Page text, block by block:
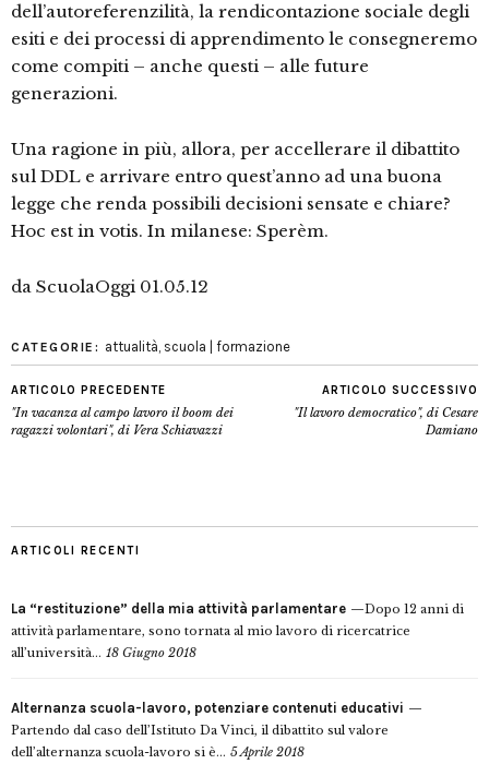
dell’autoreferenzilità, la rendicontazione sociale degli
esiti e dei processi di apprendimento le consegneremo
come compiti – anche questi – alle future
generazioni.
Una ragione in più, allora, per accellerare il dibattito
sul DDL e arrivare entro quest’anno ad una buona
legge che renda possibili decisioni sensate e chiare?
Hoc est in votis. In milanese: Sperèm.
da ScuolaOggi 01.05.12
CATEGORIE: attualità, scuola | formazione
ARTICOLO PRECEDENTE
"In vacanza al campo lavoro il boom dei
ragazzi volontari", di Vera Schiavazzi
ARTICOLO SUCCESSIVO
"Il lavoro democratico", di Cesare
Damiano
ARTICOLI RECENTI
La “restituzione” della mia attività parlamentare
Dopo 12 anni di
attività parlamentare, sono tornata al mio lavoro di ricercatrice
all’università... 18 Giugno 2018
Alternanza scuola-lavoro, potenziare contenuti educativi
Partendo dal caso dell’Istituto Da Vinci, il dibattito sul valore
dell’alternanza scuola-lavoro si è... 5 Aprile 2018